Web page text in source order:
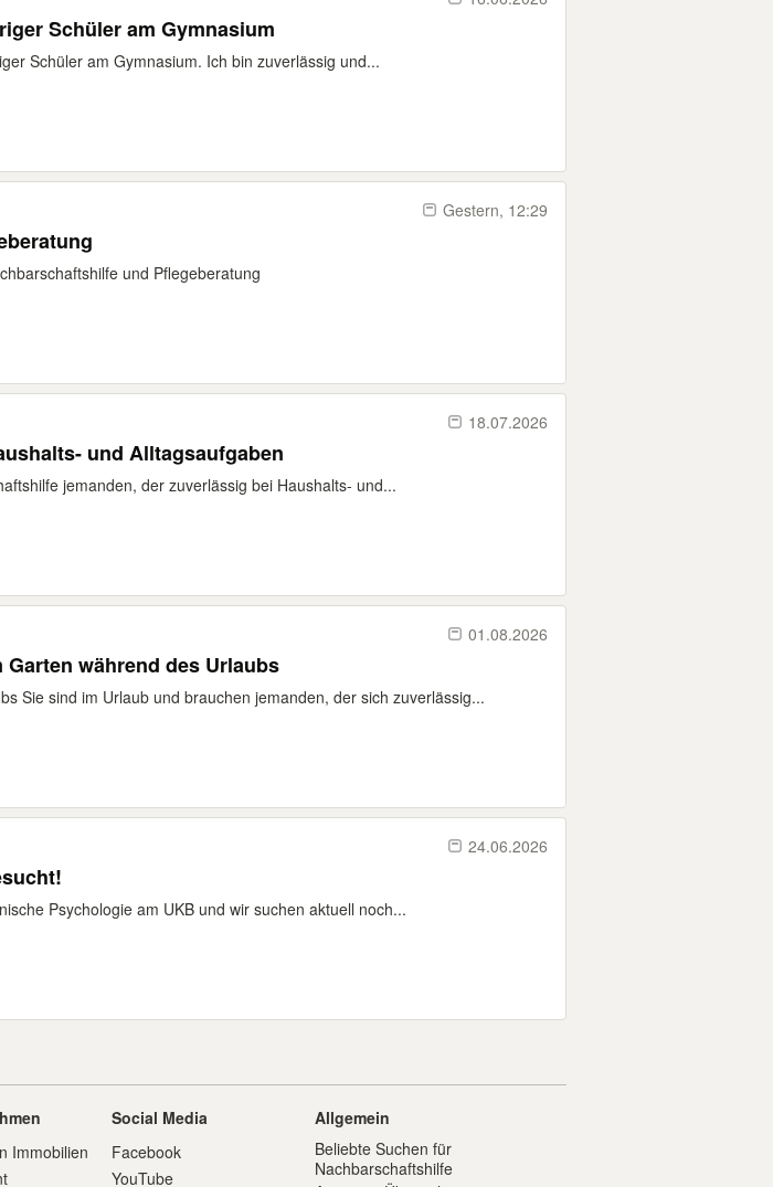
Schüler am Gymnasium
Schüler am Gymnasium. Ich bin zuverlässig und...
Gestern, 12:29
und Pflegeberatung
18.07.2026
und Alltagsaufgaben
jemanden, der zuverlässig bei Haushalts- und...
01.08.2026
während des Urlaubs
Sie sind im Urlaub und brauchen jemanden, der sich zuverlässig...
24.06.2026
Psychologie am UKB und wir suchen aktuell noch...
Immobilien
Social Media
Facebook
YouTube
Allgemein
Beliebte Suchen für
Nachbarschaftshilfe